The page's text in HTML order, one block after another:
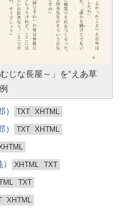
じな長屋～」を“えあ草
TXT XHTML
TXT XHTML
XHTML TXT
TXT
XHTML